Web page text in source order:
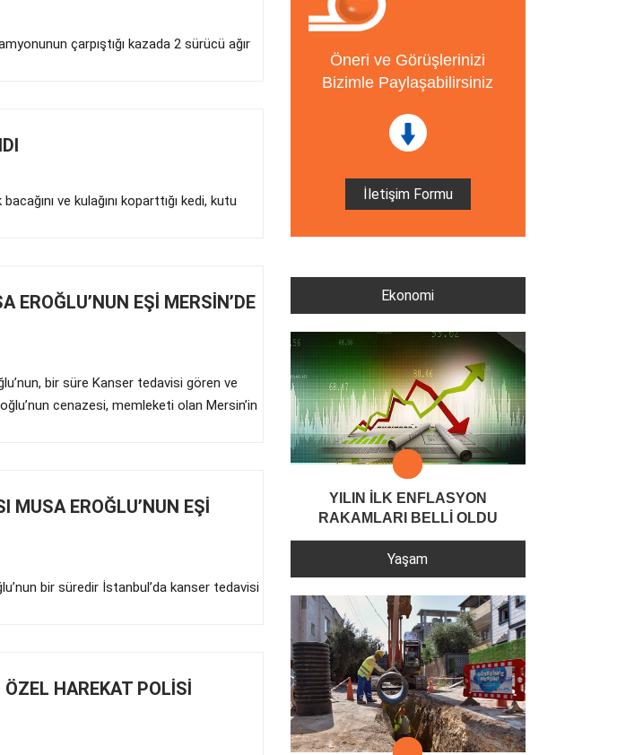
çarpıştığı kazada 2 sürücü ağır
ve kulağını koparttığı kedi, kutu
EŞİ MERSİN’DE
bir süre Kanser tedavisi gören ve
cenazesi, memleketi olan Mersin’in
MUSA EROĞLU’NUN EŞİ
bir süredir İstanbul’da kanser tedavisi
HAREKAT POLİSİ
Öneri ve Görüşlerinizi
Bizimle Paylaşabilirsiniz
İletişim Formu
Ekonomi
YILIN İLK ENFLASYON
RAKAMLARI BELLİ OLDU
Yaşam